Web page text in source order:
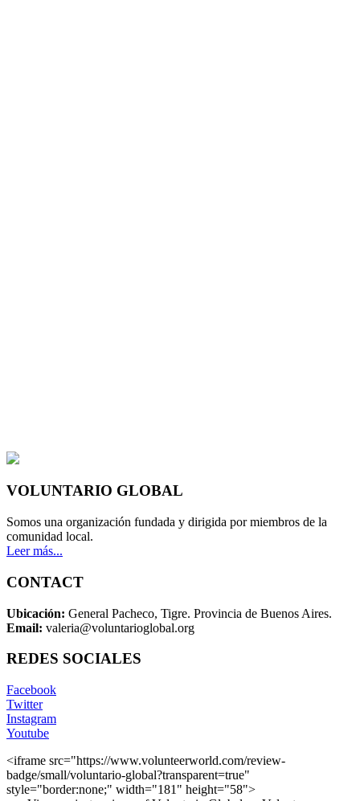
VOLUNTARIO GLOBAL
Somos una organización fundada y dirigida por miembros de la
comunidad local.
Leer más...
CONTACT
Ubicación: General Pacheco, Tigre. Provincia de Buenos Aires.
Email: valeria@voluntarioglobal.org
REDES SOCIALES
Facebook
Twitter
Instagram
Youtube
<iframe src="https://www.volunteerworld.com/review-
badge/small/voluntario-global?transparent=true"
style="border:none;" width="181" height="58">